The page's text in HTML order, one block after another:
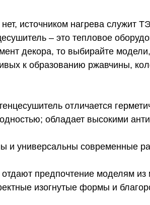
источником нагрева служит
– это тепловое
декора, то выбирайте
к образованию ржавчины,
отличается
обладает высокими
и универсальны современные
предпочтение моделям из
изогнутые формы и